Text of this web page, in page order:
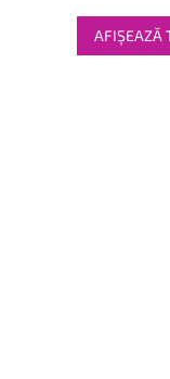
AFIŞEAZĂ